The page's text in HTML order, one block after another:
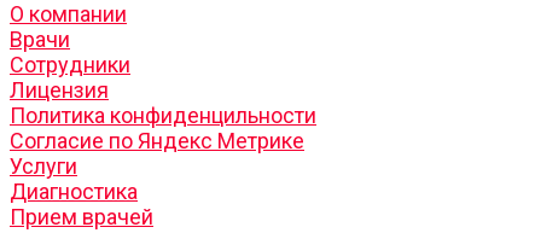
О компании
Врачи
Сотрудники
Лицензия
Политика конфиденцильности
Согласие по Яндекс Метрике
Услуги
Диагностика
Прием врачей